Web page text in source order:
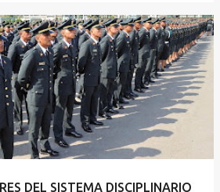
DEL SISTEMA DISCIPLINARIO